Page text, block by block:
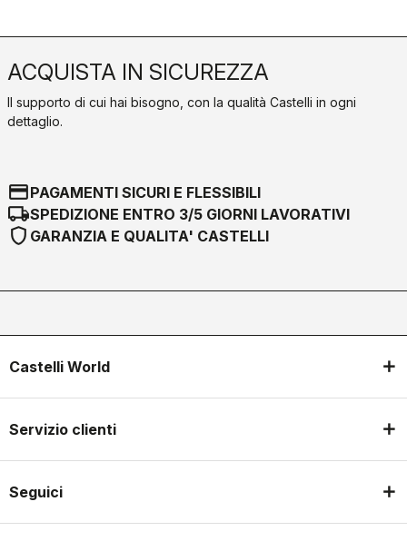
ACQUISTA IN SICUREZZA
Il supporto di cui hai bisogno, con la qualità Castelli in ogni
dettaglio.
credit_cardPAGAMENTI SICURI E FLESSIBILI
local_shippingSPEDIZIONE ENTRO 3/5 GIORNI LAVORATIVI
shield GARANZIA E QUALITA' CASTELLI
Castelli World
Servizio clienti
Seguici